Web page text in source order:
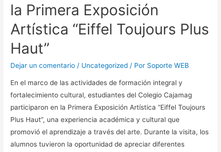
la Primera Exposición
Artística “Eiffel Toujours Plus
Haut”
Dejar un comentario / Uncategorized / Por Soporte WEB
En el marco de las actividades de formación integral y
fortalecimiento cultural, estudiantes del Colegio Cajamag
participaron en la Primera Exposición Artística “Eiffel Toujours
Plus Haut”, una experiencia académica y cultural que
promovió el aprendizaje a través del arte. Durante la visita, los
alumnos tuvieron la oportunidad de apreciar diferentes